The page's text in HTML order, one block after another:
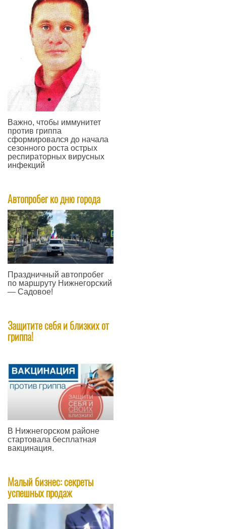
Важно, чтобы иммунитет
против гриппа
сформировался до начала
сезонного роста острых
респираторных вирусных
инфекций
Автопробег ко дню города
Праздничный автопробег
по маршруту Нижнегорский
— Садовое!
​Защитите себя и близких от
гриппа!
В Нижнегорском районе
стартовала бесплатная
вакцинация.
Малый бизнес: секреты
успешных продаж